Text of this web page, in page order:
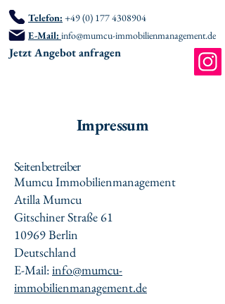
Telefon: +49 (0) 177 4308904
E-Mail: info@mumcu-immobilienmanagement.de
Jetzt Angebot anfragen
Impressum
Seitenbetreiber
Mumcu Immobilienmanagement
Atilla Mumcu
Gitschiner Straße 61
10969 Berlin
Deutschland
E-Mail:info@mumcu-
immobilienmanagement.de